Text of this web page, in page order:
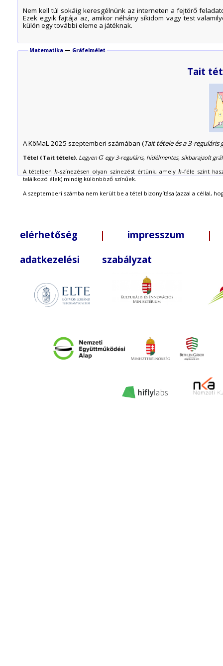
Nem kell túl sokáig keresgélnünk az interneten a fejtörő
Ezek egyik fajtája az, amikor néhány síkidom vagy test
külön egy további eleme a játéknak.
Matematika — Gráfelmélet
Tait
A KöMaL 2025 szeptemberi számában (Tait tétele és a 3-reguláris
Tétel (Tait tétele). Legyen G
Gegy 3-reguláris, hídélmentes, síkbarajzolt
A tételben k
k-színezésen olyan színezést értünk, amelyk
k-féle színt
találkozó élek) mindig különböző színűek.
A szeptemberi számba nem került be a tétel bizonyítása (azzal a céllal,
elérhetőség | impresszum |
adatkezelési szabályzat